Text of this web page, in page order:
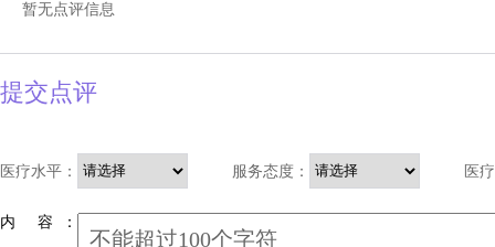
暂无点评信息
提交点评
医疗水平： 服务态度： 医
内 容 ：